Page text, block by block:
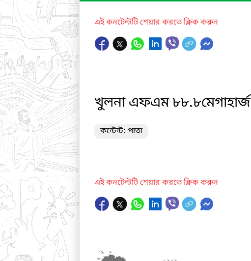
এই কনটেন্টটি শেয়ার করতে ক্লিক করুন
খুলনা এফএম ৮৮.৮মেগাহার্জ
কন্টেন্ট: পাতা
এই কনটেন্টটি শেয়ার করতে ক্লিক করুন